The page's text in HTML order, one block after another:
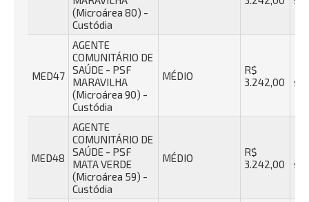
(Microárea 80) -
Custódia
MED47
AGENTE
COMUNITÁRIO DE
SAÚDE - PSF
MARAVILHA
(Microárea 90) -
Custódia
MÉDIO
R$
3.242,00
MED48
AGENTE
COMUNITÁRIO DE
SAÚDE - PSF
MATA VERDE
(Microárea 59) -
Custódia
MÉDIO
R$
3.242,00